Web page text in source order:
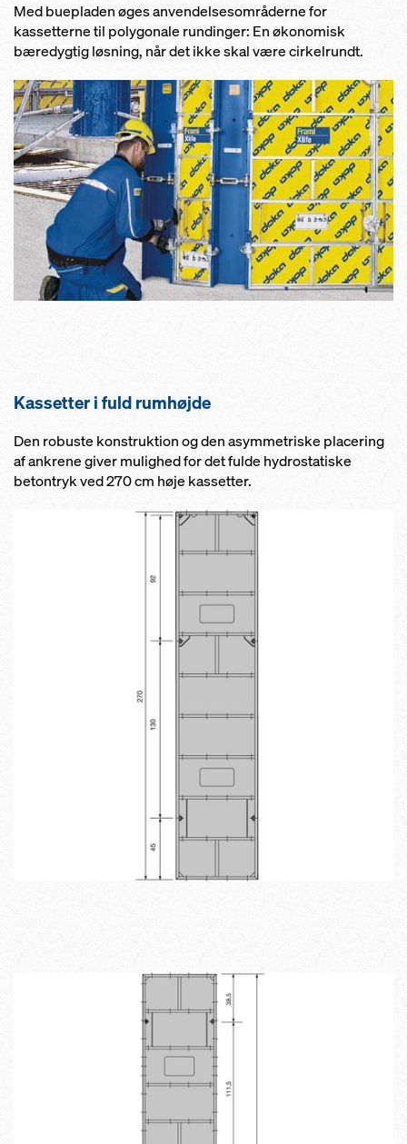
Med buepladen øges anvendelsesområderne for
kassetterne til polygonale rundinger: En økonomisk
bæredygtig løsning, når det ikke skal være cirkelrundt.
Kassetter i fuld rumhøjde
Den robuste konstruktion og den asymmetriske placering
af ankrene giver mulighed for det fulde hydrostatiske
betontryk ved 270 cm høje kassetter.